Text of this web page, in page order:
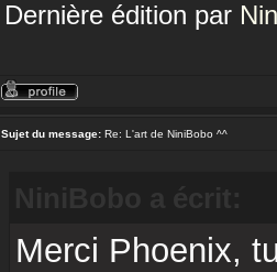
Dernière édition par
Sujet du message: Re: L'art de NiniBobo ^^
Merci Phoenix,